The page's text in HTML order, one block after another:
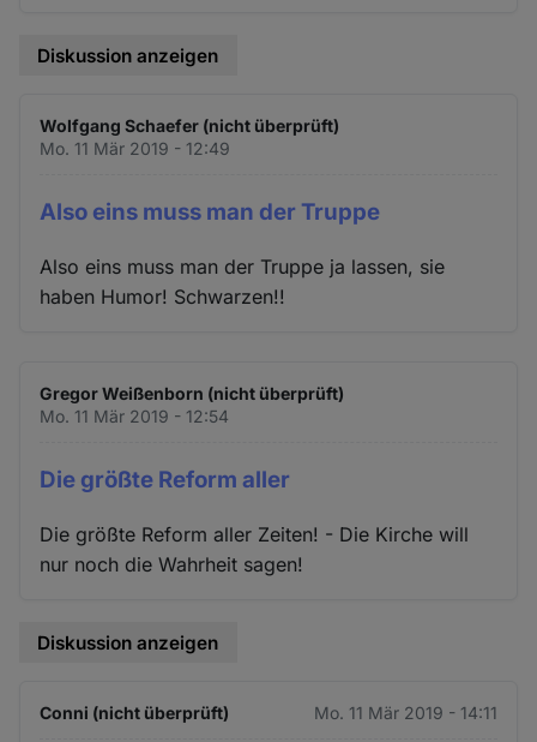
Diskussion anzeigen
Wolfgang Schaefer (nicht überprüft)
Mo. 11 Mär 2019 - 12:49
Also eins muss man der Truppe
Also eins muss man der Truppe ja lassen, sie
haben Humor! Schwarzen!!
Gregor Weißenborn (nicht überprüft)
Mo. 11 Mär 2019 - 12:54
Die größte Reform aller
Die größte Reform aller Zeiten! - Die Kirche will
nur noch die Wahrheit sagen!
Diskussion anzeigen
Conni (nicht überprüft) Mo. 11 Mär 2019 - 14:11